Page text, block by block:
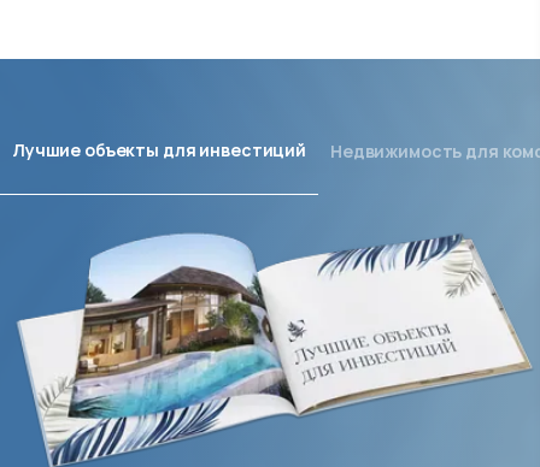
Лучшие объекты для инвестиций Недвижимость для